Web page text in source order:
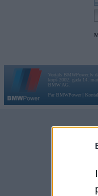
Vortāls BMWPower.lv
kopš 2002. gada 14.
BMW AG.
Par BMWPower